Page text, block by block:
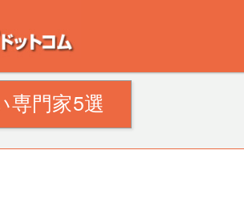
地の対策でお悩みの方。相続登記・不動産の処分
専門家5選